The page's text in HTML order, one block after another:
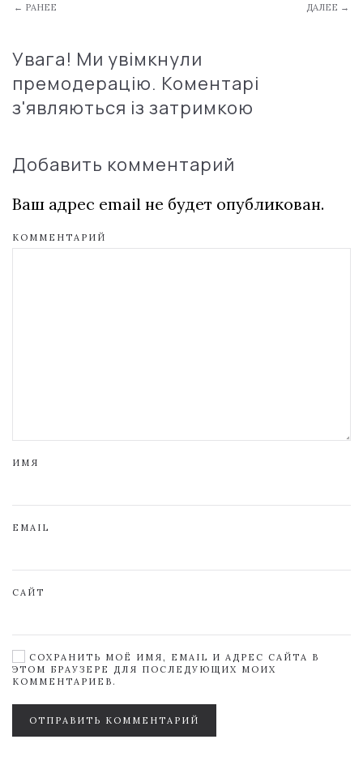
← РАНЕЕ ДАЛЕЕ →
Увага! Ми увімкнули
премодерацію. Коментарі
з'являються із затримкою
Добавить комментарий
Ваш адрес email не будет опубликован.
КОММЕНТАРИЙ
ИМЯ
EMAIL
САЙТ
СОХРАНИТЬ МОЁ ИМЯ, EMAIL И АДРЕС САЙТА В
ЭТОМ БРАУЗЕРЕ ДЛЯ ПОСЛЕДУЮЩИХ МОИХ
КОММЕНТАРИЕВ.
ОТПРАВИТЬ КОММЕНТАРИЙ